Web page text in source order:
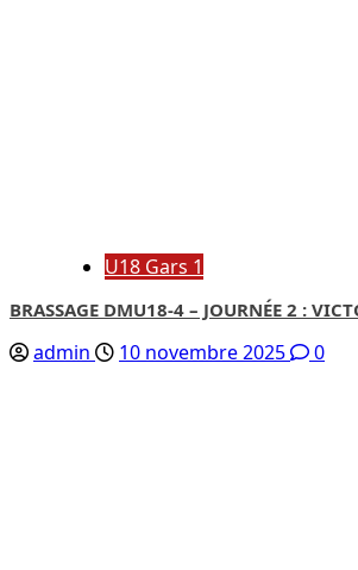
U18 Gars 1
BRASSAGE DMU18-4 – JOURNÉE 2 :
admin 10 novembre 2025 0